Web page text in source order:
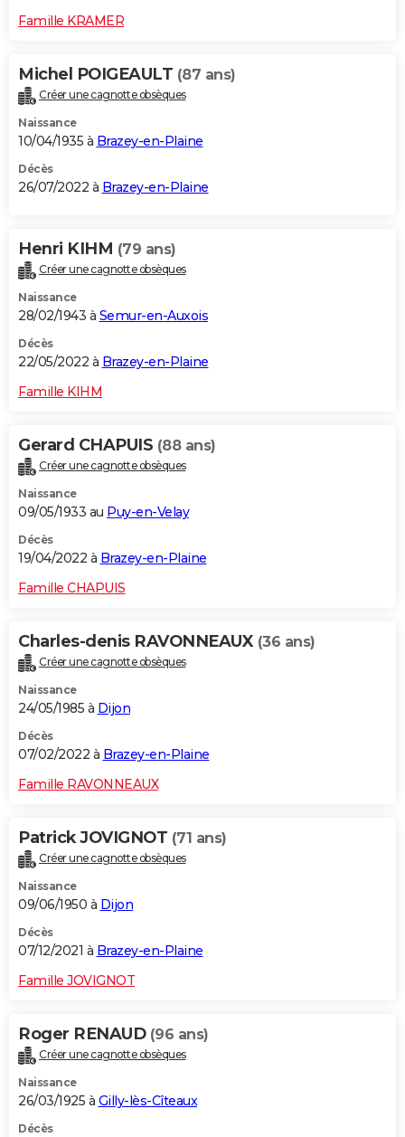
Famille KRAMER
Michel POIGEAULT (87 ans)
Créer une cagnotte obsèques
Naissance
10/04/1935 à Brazey-en-Plaine
Décès
26/07/2022 à Brazey-en-Plaine
Henri KIHM (79 ans)
Créer une cagnotte obsèques
Naissance
28/02/1943 à Semur-en-Auxois
Décès
22/05/2022 à Brazey-en-Plaine
Famille KIHM
Gerard CHAPUIS (88 ans)
Créer une cagnotte obsèques
Naissance
09/05/1933 au Puy-en-Velay
Décès
19/04/2022 à Brazey-en-Plaine
Famille CHAPUIS
Charles-denis RAVONNEAUX (36 ans)
Créer une cagnotte obsèques
Naissance
24/05/1985 à Dijon
Décès
07/02/2022 à Brazey-en-Plaine
Famille RAVONNEAUX
Patrick JOVIGNOT (71 ans)
Créer une cagnotte obsèques
Naissance
09/06/1950 à Dijon
Décès
07/12/2021 à Brazey-en-Plaine
Famille JOVIGNOT
Roger RENAUD (96 ans)
Créer une cagnotte obsèques
Naissance
26/03/1925 à Gilly-lès-Cîteaux
Décès